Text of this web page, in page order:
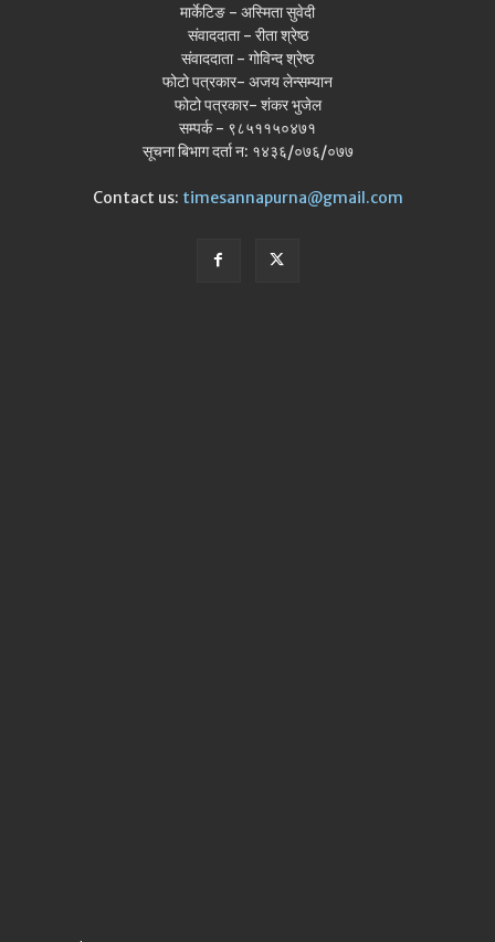
मार्केटिङ - अस्मिता सुवेदी
संवाददाता - रीता श्रेष्ठ
संवाददाता - गोविन्द श्रेष्ठ
फोटो पत्रकार- अजय लेन्सम्यान
फोटो पत्रकार- शंकर भुजेल
सम्पर्क - ९८५११५०४७१
सूचना बिभाग दर्ता न: १४३६/०७६/०७७
Contact us: timesannapurna@gmail.com